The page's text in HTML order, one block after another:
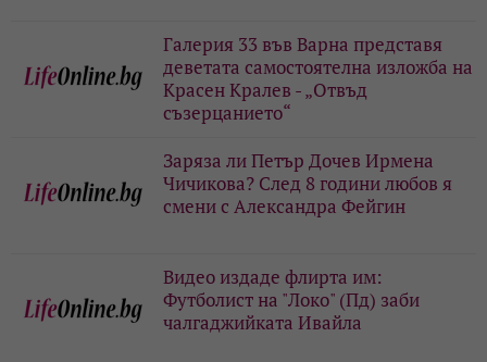
Галерия 33 във Варна представя
деветата самостоятелна изложба на
Красен Кралев - „Отвъд
съзерцанието“
Заряза ли Петър Дочев Ирмена
Чичикова? След 8 години любов я
смени с Александра Фейгин
Видео издаде флирта им:
Футболист на "Локо" (Пд) заби
чалгаджийката Ивайла